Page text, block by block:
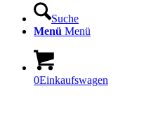
Suche
Menü Menü
0Einkaufswagen